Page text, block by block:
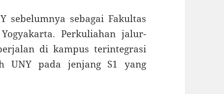
sebelumnya sebagai Fakultas
Perkuliahan jalur-
di kampus terintegrasi
UNY pada jenjang S1 yang